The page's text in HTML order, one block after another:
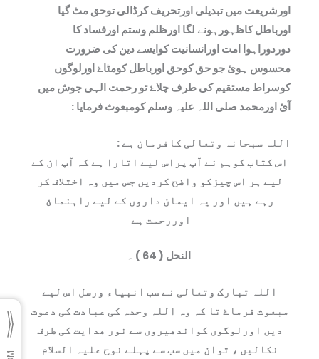
اورشریعت میں تبدیلی اورتحریف کرڈالی توحق مٹ گيا
اورباطل کاظہورہونے لگا اورظلم وستم اورفساد کا
دوردوراہوا امت اورانسانیت کوایسے دین کی ضرورت
محسوس ہو‏ئ جو حق کوحق اورباطل کومٹاۓ اورلوگوں
کوسراط مستقیم کی طرف چلاۓ تو رحمت الہی جوش میں
آئ اورمحمد صلی اللہ علیہ وسلم کومبعوث فرمایا :
اللہ سبحانہ وتعالی کافرمان ہے :
اس کتاب کوہم نے آپ پراس لیے اتارا ہے کہ آپ ان کے
لیے ہر اس چيزکو واضح کردیں جس میں وہ اختلاف کر
رہے ہیں اور یہ ایمان داروں کے لیے راہنمائ
اوررحمت ہے
النحل ( 64 ) ۔
اللہ تبارک وتعالی نے سب انبیاء ورسل اس لیے
مبعوث فرماۓ تا کہ وہ اللہ وحدہ کی عبادت کی دعوت
دیں اورلوگوں کواندھیروں سے نور ھدایت کی طرف
نکالیں ، توان میں سب سے پہلے نوح علیہ السلام